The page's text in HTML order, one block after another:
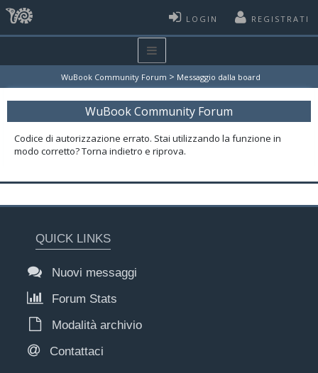
LOGIN REGISTRATI
WuBook Community Forum > Messaggio dalla board
WuBook Community Forum
Codice di autorizzazione errato. Stai utilizzando la funzione in
modo corretto? Torna indietro e riprova.
QUICK LINKS
Nuovi messaggi
Forum Stats
Modalità archivio
Contattaci